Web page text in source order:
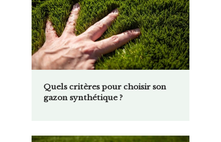
Quels critères pour choisir son
gazon synthétique ?